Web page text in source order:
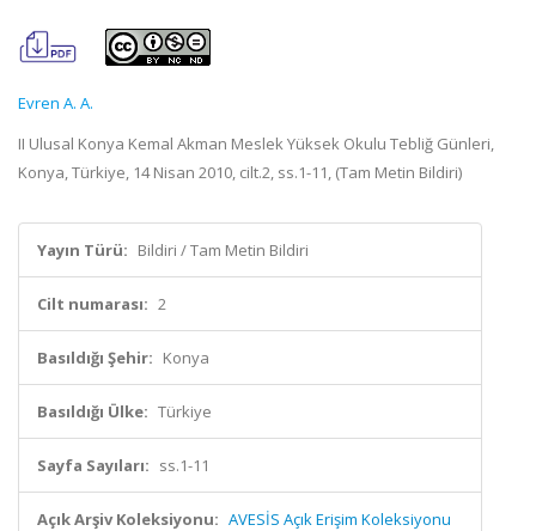
Evren A. A.
II Ulusal Konya Kemal Akman Meslek Yüksek Okulu Tebliğ Günleri,
Konya, Türkiye, 14 Nisan 2010, cilt.2, ss.1-11, (Tam Metin Bildiri)
Yayın Türü: Bildiri / Tam Metin Bildiri
Cilt numarası: 2
Basıldığı Şehir: Konya
Basıldığı Ülke: Türkiye
Sayfa Sayıları: ss.1-11
Açık Arşiv Koleksiyonu: AVESİS Açık Erişim Koleksiyonu